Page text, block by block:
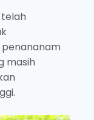
telah
masih